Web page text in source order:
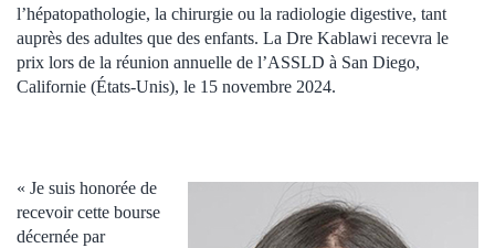
l’hépatopathologie, la chirurgie ou la radiologie digestive, tant
auprès des adultes que des enfants. La Dre Kablawi recevra le
prix lors de la réunion annuelle de l’ASSLD à San Diego,
Californie (États-Unis), le 15 novembre 2024.
« Je suis honorée de
recevoir cette bourse
décernée par